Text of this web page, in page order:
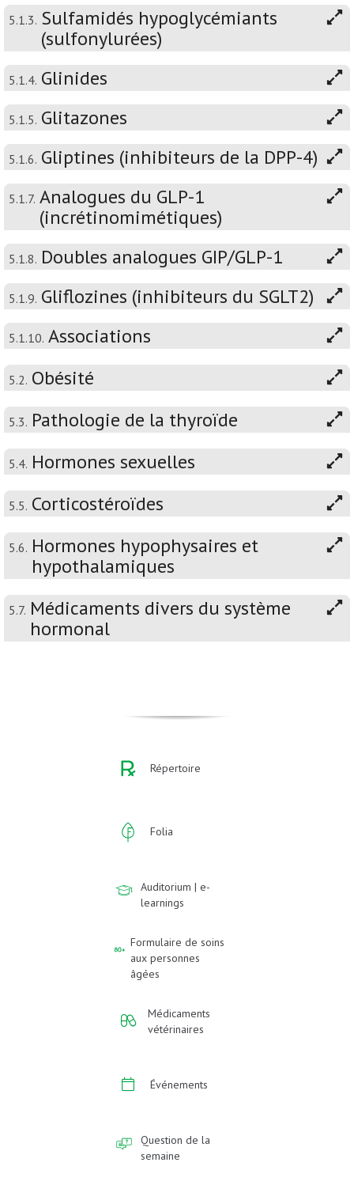
5.1.3. Sulfamidés hypoglycémiants
(sulfonylurées)
5.1.4. Glinides
5.1.5. Glitazones
5.1.6. Gliptines (inhibiteurs de la DPP-4)
5.1.7. Analogues du GLP-1
(incrétinomimétiques)
5.1.8. Doubles analogues GIP/GLP-1
5.1.9. Gliflozines (inhibiteurs du SGLT2)
5.1.10. Associations
5.2. Obésité
5.3. Pathologie de la thyroïde
5.4. Hormones sexuelles
5.5. Corticostéroïdes
5.6. Hormones hypophysaires et
hypothalamiques
5.7. Médicaments divers du système
hormonal
Répertoire
Folia
Auditorium | e-
learnings
Formulaire de soins
aux personnes
âgées
Médicaments
vétérinaires
Événements
Question de la
semaine